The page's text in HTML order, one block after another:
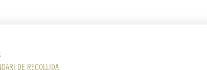
DE RECOLLIDA